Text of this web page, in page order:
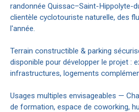
randonnée Quissac–Saint-Hippolyte-
clientèle cyclotouriste naturelle, des
l'année.
Terrain constructible & parking
disponible pour développer le projet :
infrastructures, logements
Usages multiples envisageables —
de formation, espace de coworking,